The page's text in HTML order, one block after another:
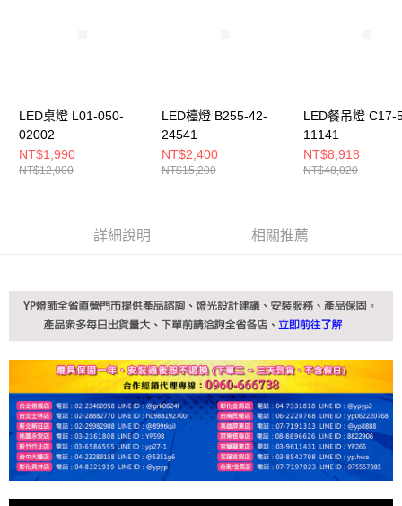
５．嚴禁一人註冊多個帳號或使用他人資訊註冊。若發現惡意使用之情形，
恩沛科技股份有限公司將有權停止該用戶之使用額度並採取法律行動。
LED桌燈 L01-050-
02002
NT$1,990
NT$12,000
LED檯燈 B255-42-
24541
NT$2,400
NT$15,200
LED餐吊燈 C17-
11141
NT$8,918
NT$48,020
詳細說明 相關推薦